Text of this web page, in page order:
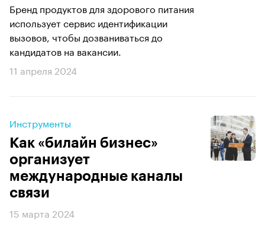
Бренд продуктов для здорового питания
использует сервис идентификации
вызовов, чтобы дозваниваться до
кандидатов на вакансии.
11 апреля 2024
Инструменты
Как «билайн бизнес»
организует
международные каналы
связи
15 марта 2024